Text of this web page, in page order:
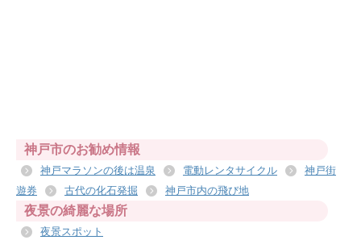
神戸市のお勧め情報
神戸マラソンの後は温泉 電動レンタサイクル
神戸街
遊券
古代の化石発掘 神戸市内の飛び地
夜景の綺麗な場所
夜景スポット